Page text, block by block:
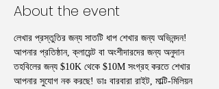
About the event
লেখার প্রস্তুতির জন্য সাতটি ধাপ শেখার জন্য অভিনন্দন!
আপনার প্রতিষ্ঠান, ক্লায়েন্ট বা অংশীদারদের জন্য অনুদান
তহবিলের জন্য $10K থেকে $10M সংগ্রহ করতে শেখার
আপনার সুযোগ নক করছে! ডাঃ বারবারা রাইট, মাল্টি-মিলিয়ন